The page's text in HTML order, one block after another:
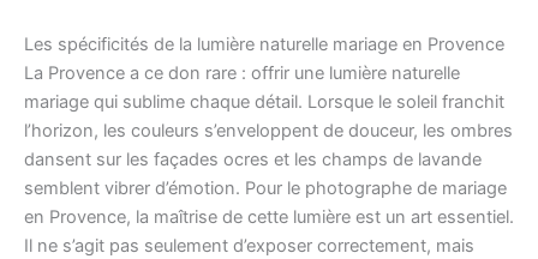
Les spécificités de la lumière naturelle mariage en Provence
La Provence a ce don rare : offrir une lumière naturelle
mariage qui sublime chaque détail. Lorsque le soleil franchit
l’horizon, les couleurs s’enveloppent de douceur, les ombres
dansent sur les façades ocres et les champs de lavande
semblent vibrer d’émotion. Pour le photographe de mariage
en Provence, la maîtrise de cette lumière est un art essentiel.
Il ne s’agit pas seulement d’exposer correctement, mais